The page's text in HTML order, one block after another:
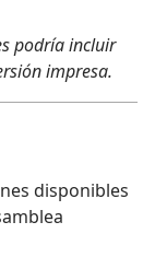
podría incluir
impresa.
disponibles